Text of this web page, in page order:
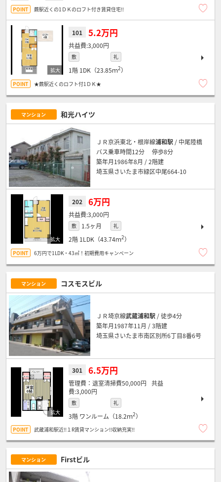
蕨駅近くの1ＤＫのロフト付き賃貸住宅!!
101 5.2万円
3,000円
敷 礼
1階 1DK（23.85ｍ2）
★蕨駅近くのロフト付1ＤＫ★
マンション 和光ハイツ
ＪＲ京浜東北・根岸線浦和駅 / 中尾陸橋
バス乗車時間12分 停歩8分
築年月1986年8月 / 2階建
埼玉県さいたま市緑区中尾664-10
202 6万円
3,000円
敷 1.5ヶ月 礼
2階 1LDK（43.74ｍ2）
6万円で1LDK・43㎡！初期費用キャンペーン
マンション コスモスビル
ＪＲ埼京線武蔵浦和駅 / 徒歩4分
築年月1987年11月 / 3階建
埼玉県さいたま市南区別所6丁目8番6号
301 6.5万円
退室清掃費50,000円
3,000円
敷 礼
3階 ワンルーム（18.2ｍ2）
武蔵浦和駅近!!１R賃貸マンション!!収納充実!!
マンション Firstビル